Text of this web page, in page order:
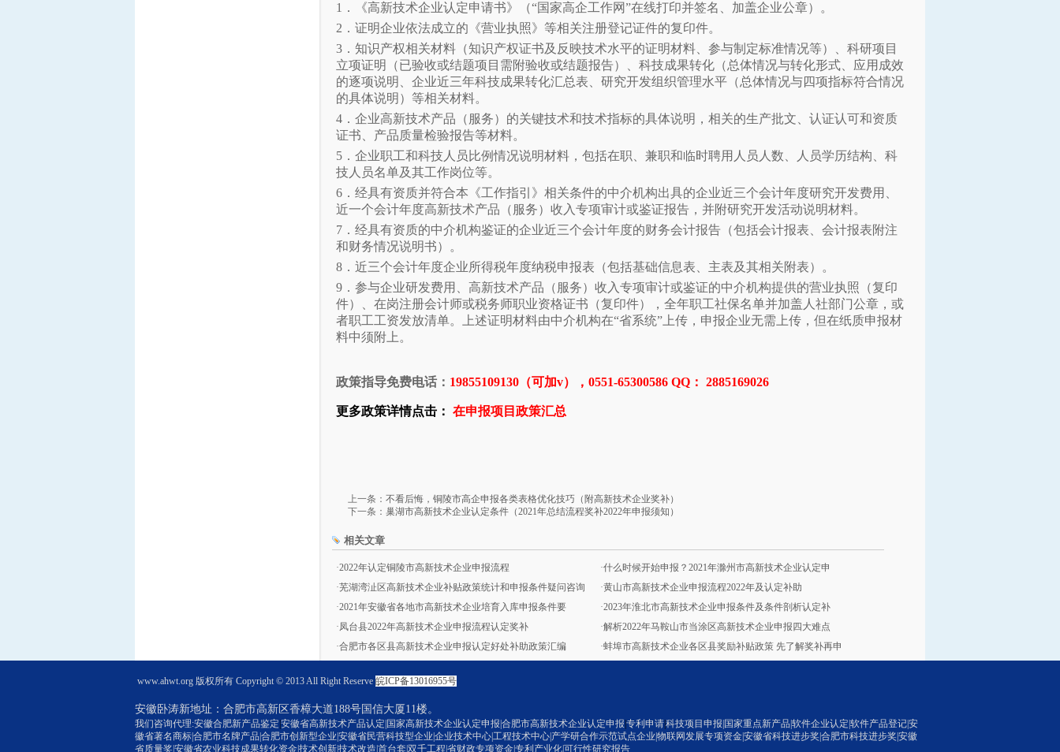
1．《高新技术企业认定申请书》（“国家高企工作网”在线打印并签名、加盖企业公章）。
2．证明企业依法成立的《营业执照》等相关注册登记证件的复印件。
3．知识产权相关材料（知识产权证书及反映技术水平的证明材料、参与制定标准情况等）、科研项目
立项证明（已验收或结题项目需附验收或结题报告）、科技成果转化（总体情况与转化形式、应用成效
的逐项说明、企业近三年科技成果转化汇总表、研究开发组织管理水平（总体情况与四项指标符合情况
的具体说明）等相关材料。
4．企业高新技术产品（服务）的关键技术和技术指标的具体说明，相关的生产批文、认证认可和资质
证书、产品质量检验报告等材料。
5．企业职工和科技人员比例情况说明材料，包括在职、兼职和临时聘用人员人数、人员学历结构、科
技人员名单及其工作岗位等。
6．经具有资质并符合本《工作指引》相关条件的中介机构出具的企业近三个会计年度研究开发费用、
近一个会计年度高新技术产品（服务）收入专项审计或鉴证报告，并附研究开发活动说明材料。
7．经具有资质的中介机构鉴证的企业近三个会计年度的财务会计报告（包括会计报表、会计报表附注
和财务情况说明书）。
8．近三个会计年度企业所得税年度纳税申报表（包括基础信息表、主表及其相关附表）。
9．参与企业研发费用、高新技术产品（服务）收入专项审计或鉴证的中介机构提供的营业执照（复印
件）、在岗注册会计师或税务师职业资格证书（复印件），全年职工社保名单并加盖人社部门公章，或
者职工工资发放清单。上述证明材料由中介机构在“省系统”上传，申报企业无需上传，但在纸质申报材
料中须附上。
政策指导免费电话： 19855109130（可加v），0551-65300586 QQ： 2885169026
更多政策详情点击： 在申报项目政策汇总
上一条： 不看后悔，铜陵市高企申报各类表格优化技巧（附高新技术企业奖补）
下一条： 巢湖市高新技术企业认定条件（2021年总结流程奖补2022年申报须知）
相关文章
·2022年认定铜陵市高新技术企业申报流程
·芜湖湾沚区高新技术企业补贴政策统计和申报条件疑问咨询
·2021年安徽省各地市高新技术企业培育入库申报条件要
·凤台县2022年高新技术企业申报流程认定奖补
·合肥市各区县高新技术企业申报认定好处补助政策汇编
·什么时候开始申报？2021年滁州市高新技术企业认定申
·黄山市高新技术企业申报流程2022年及认定补助
·2023年淮北市高新技术企业申报条件及条件剖析认定补
·解析2022年马鞍山市当涂区高新技术企业申报四大难点
·蚌埠市高新技术企业各区县奖励补贴政策 先了解奖补再申
www.ahwt.org 版权所有 Copyright © 2013 All Right Reserve 皖ICP备13016955号
安徽卧涛新地址： 合肥市高新区香樟大道188号国信大厦11楼。
我们咨询代理:安徽合肥新产品鉴定|安徽省高新技术产品认定|国家高新技术企业认定申报|合肥市高新技术企业认定申报|专利申请|科技项目申报|国家重点新产品|软件企业认定|软件产品登记|安
徽省著名商标|合肥市名牌产品|合肥市创新型企业|安徽省民营科技型企业|企业技术中心|工程技术中心|产学研合作示范试点企业|物联网发展专项资金|安徽省科技进步奖|合肥市科技进步奖|安徽
省质量奖|安徽省农业科技成果转化资金|技术创新|技术改造|首台套|双千工程|省财政专项资金|专利产业化|可行性研究报告